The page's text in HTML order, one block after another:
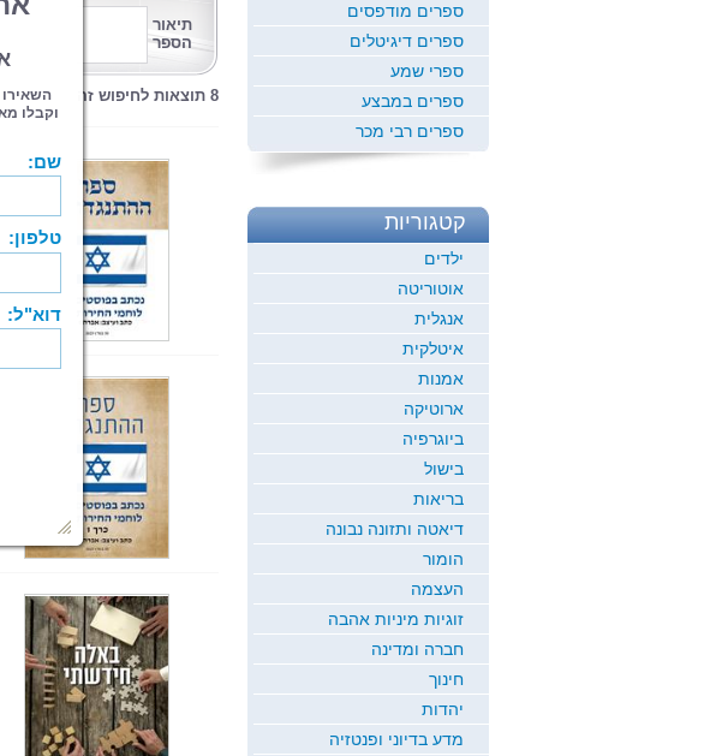
תיאור
הספר
8 תוצאות לחיפוש זה
ספרים מודפסים
ספרים דיגיטלים
ספרי שמע
ספרים במבצע
ספרים רבי מכר
קטגוריות
ילדים
אוטוריטה
אנגלית
איטלקית
אמנות
ארוטיקה
ביוגרפיה
בישול
בריאות
דיאטה ותזונה נבונה
הומור
העצמה
זוגיות מיניות אהבה
חברה ומדינה
חינוך
יהדות
מדע בדיוני ופנטזיה